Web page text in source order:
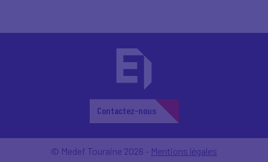
Contactez-nous
© Medef Touraine 2026 - Mentions légales